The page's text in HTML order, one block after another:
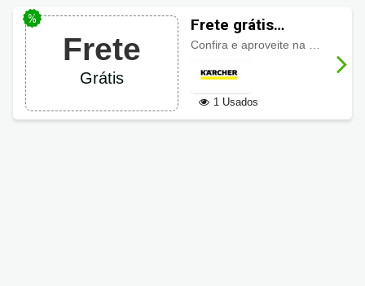
Frete
Grátis
Frete grátis
Karcher
Confira e aproveite na Kärcher as melhores ofertas e descontos disponíveis. Ainda consiga frete grátis em suas compras.
1 Usados